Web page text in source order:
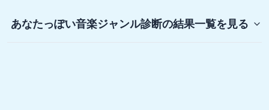
あなたっぽい音楽ジャンル診断の結果一覧を見る